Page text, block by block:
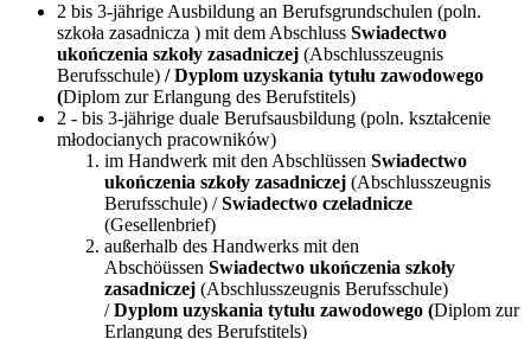
2 bis 3-jährige Ausbildung an Berufsgrundschulen (poln.
szkoła zasadnicza ) mit dem Abschluss Swiadectwo
ukończenia szkoły zasadniczej (Abschlusszeugnis
Berufsschule) / Dyplom uzyskania tytułu zawodowego
(Diplom zur Erlangung des Berufstitels)
2 - bis 3-jährige duale Berufsausbildung (poln. kształcenie
młodocianych pracowników)
im Handwerk mit den Abschlüssen Swiadectwo
ukończenia szkoły zasadniczej (Abschlusszeugnis
Berufsschule) /Swiadectwo czeladnicze
(Gesellenbrief)
außerhalb des Handwerks mit den
Abschöüssen Swiadectwo ukończenia szkoły
zasadniczej (Abschlusszeugnis Berufsschule)
/Dyplom uzyskania tytułu zawodowego (Diplom zur
Erlangung des Berufstitels)